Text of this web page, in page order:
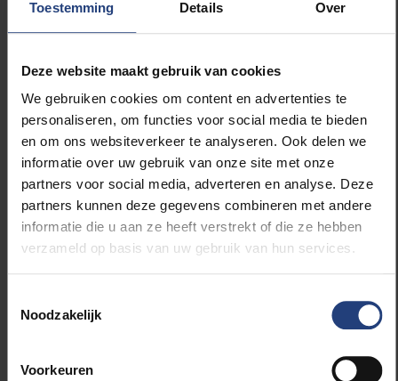
Toestemming Details Over
Deze website maakt gebruik van cookies
We gebruiken cookies om content en advertenties te
personaliseren, om functies voor social media te bieden
en om ons websiteverkeer te analyseren. Ook delen we
informatie over uw gebruik van onze site met onze
partners voor social media, adverteren en analyse. Deze
partners kunnen deze gegevens combineren met andere
informatie die u aan ze heeft verstrekt of die ze hebben
verzameld op basis van uw gebruik van hun services.
Noodzakelijk
Voorkeuren
Opmerkelijk is dat het doctoraat niet alleen focust op
de wetenschappelijke haalbaarheid van nieuwe
impact. Vermeersch ontwikkelde een kader
waarmee onderzoekers al in een vroeg stadium
kunnen nagaan of nieuwe materiaalconcepten niet
alleen technisch werken, maar ook ecologisch en
sociaal verantwoord zijn. "De vraag is niet langer
alleen of we een nieuw materiaal kunnen maken",
zegt ze. "We moeten ook nadenken over de
gevolgen ervan voor mens, milieu en maatschappij.
Duurzaamheid moet van bij het begin deel uitmaken
Titel doctoraat:
Breaking Down the Building Blocks:
Adaptable Networks Based on Diels-Alder